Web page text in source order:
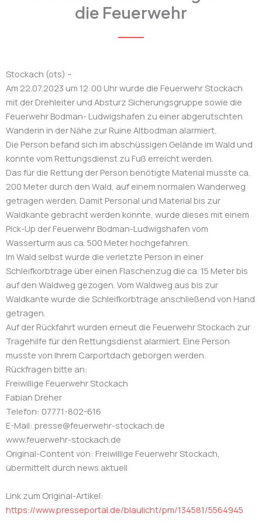
die Feuerwehr
Stockach (ots) –
Am 22.07.2023 um 12:00 Uhr wurde die Feuerwehr Stockach
mit der Drehleiter und Absturz Sicherungsgruppe sowie die
Feuerwehr Bodman- Ludwigshafen zu einer abgerutschten
Wanderin in der Nähe zur Ruine Altbodman alarmiert.
Die Person befand sich im abschüssigen Gelände im Wald und
konnte vom Rettungsdienst zu Fuß erreicht werden.
Das für die Rettung der Person benötigte Material musste ca.
200 Meter durch den Wald, auf einem normalen Wanderweg
getragen werden. Damit Personal und Material bis zur
Waldkante gebracht werden konnte, wurde dieses mit einem
Pick-Up der Feuerwehr Bodman-Ludwigshafen vom
Wasserturm aus ca. 500 Meter hochgefahren.
Im Wald selbst wurde die verletzte Person in einer
Schleifkorbtrage über einen Flaschenzug die ca. 15 Meter bis
auf den Waldweg gezogen. Vom Waldweg aus bis zur
Waldkante wurde die Schleifkorbtrage anschließend von Hand
getragen.
Auf der Rückfahrt wurden erneut die Feuerwehr Stockach zur
Tragehilfe für den Rettungsdienst alarmiert. Eine Person
musste von Ihrem Carportdach geborgen werden.
Rückfragen bitte an:
Freiwillige Feuerwehr Stockach
Fabian Dreher
Telefon: 07771-802-616
E-Mail: presse@feuerwehr-stockach.de
www.feuerwehr-stockach.de
Original-Content von: Freiwillige Feuerwehr Stockach,
übermittelt durch news aktuell
Link zum Original-Artikel:
https://www.presseportal.de/blaulicht/pm/134581/5564945